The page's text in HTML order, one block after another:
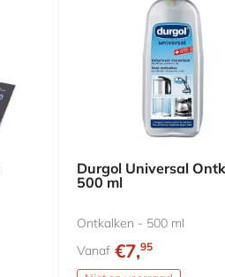
Durgol Universal
500 ml
Ontkalken - 500 ml
Vanaf €7,95